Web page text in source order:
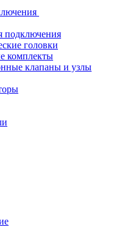
подключения
головки
комплекты
клапаны и узлы